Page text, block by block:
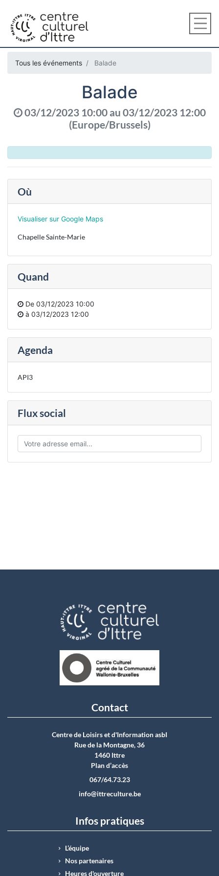
Tous les événements Balade
Balade
03/12/2023 10:00au 03/12/2023 12:00
(Europe/Brussels)
Où
Visualiser sur Google Maps
Chapelle Sainte-Marie
Quand
De 03/12/2023 10:00
à 03/12/2023 12:00
Agenda
API3
Flux social
Contact
Centre de Loisirs et d'Information asbI
Rue de la Montagne, 36
1460 Ittre
Plan d’accès
067/64.73.23
info@ittreculture.be
Infos pratiques
L’équipe
Nos partenaires
Heures d'ouverture